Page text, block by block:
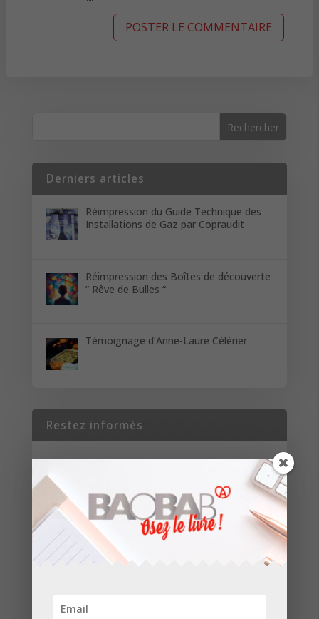
Derniers articles
Réimpression du Guide Technique des
Installations de Gaz par Copraudit
Réimpression des Boîtes de découverte
” Rêve de Bulles “
Témoignage d’Anne-Laure Célérier
Restez informés
Inscrivez-vous pour recevoir les dernières